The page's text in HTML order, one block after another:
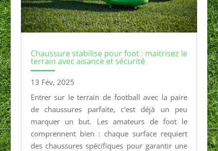
Chaussure stabilise pour foot : maitrisez le
terrain avec aisance et sécurité
13 Fév, 2025
Entrer sur le terrain de football avec la paire
de chaussures parfaite, c'est déjà un peu
marquer un but. Les amateurs de foot le
comprennent bien : chaque surface requiert
des chaussures spécifiques pour garantir une